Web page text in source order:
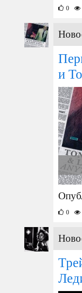
0
и
0